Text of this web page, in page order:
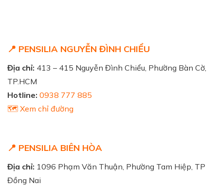
📍 PENSILIA NGUYỄN ĐÌNH CHIỂU
Địa chỉ: 413 – 415 Nguyễn Đình Chiểu, Phường Bàn Cờ,
TP.HCM
Hotline: 0938 777 885
🗺️ Xem chỉ đường
📍 PENSILIA BIÊN HÒA
Địa chỉ: 1096 Phạm Văn Thuận, Phường Tam Hiệp, TP
Đồng Nai